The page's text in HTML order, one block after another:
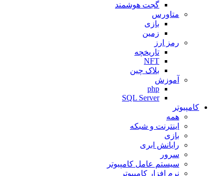
گجت هوشمند
متاورس
بازی
زمین
رمز ارز
تاریخچه
NFT
بلاک چین
آموزش
php
SQL Server
کامپیوتر
همه
اینترنت و شبکه
بازی
رایانش ابری
سرور
سیستم عامل کامپیوتر
نرم افزار کامپیوتر